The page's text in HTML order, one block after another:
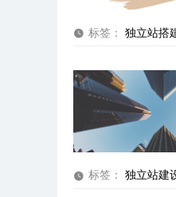
标签： 独立站搭
标签： 独立站建